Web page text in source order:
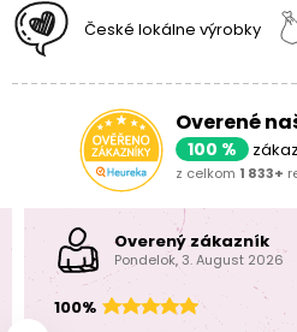
České lokálne výrobky
Overené
100 %
z celkom 1 833+
Overený zákazník
Pondelok, 3. August 2026
100%